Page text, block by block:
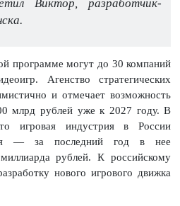
Виктор, разработчик-
программе могут до 30 компаний
Агенство стратегических
и отмечает возможность
млрд рублей уже к 2027 году. В
игровая индустрия в России
— за последний год в нее
рублей. К российскому
нового игрового движка